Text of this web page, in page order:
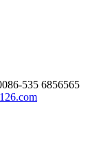
535 6856565